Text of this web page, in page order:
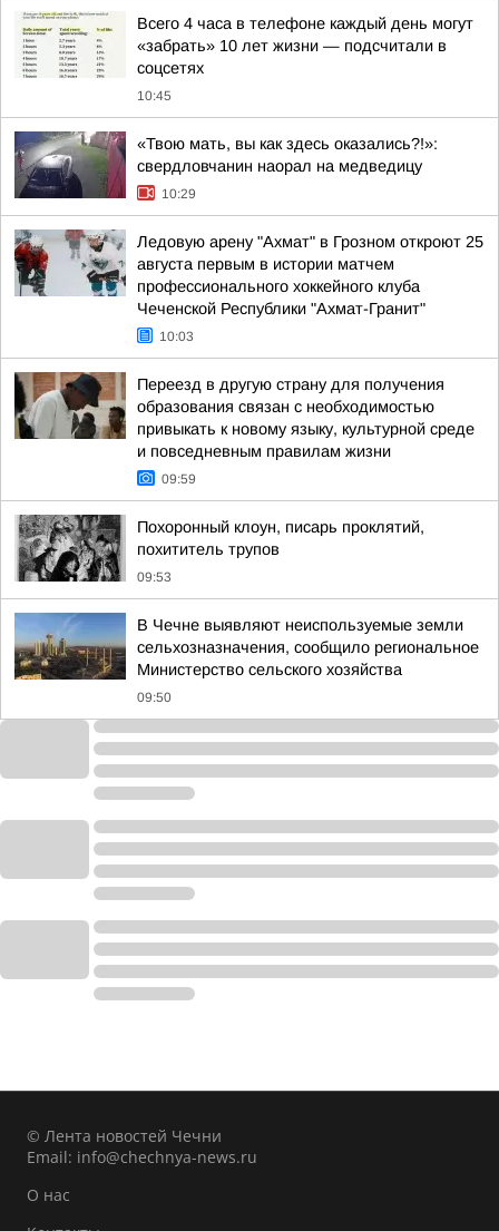
Всего 4 часа в телефоне каждый день могут
«забрать» 10 лет жизни — подсчитали в
соцсетях
10:45
«Твою мать, вы как здесь оказались?!»:
свердловчанин наорал на медведицу
10:29
Ледовую арену "Ахмат" в Грозном откроют 25
августа первым в истории матчем
профессионального хоккейного клуба
Чеченской Республики "Ахмат-Гранит"
10:03
Переезд в другую страну для получения
образования связан с необходимостью
привыкать к новому языку, культурной среде
и повседневным правилам жизни
09:59
Похоронный клоун, писарь проклятий,
похититель трупов
09:53
В Чечне выявляют неиспользуемые земли
сельхозназначения, сообщило региональное
Министерство сельского хозяйства
09:50
© Лента новостей Чечни
Email: info@chechnya-news.ru
О нас